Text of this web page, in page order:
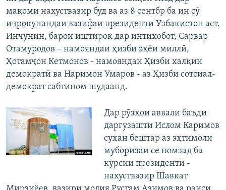
мақоми нахуствазир буд ва аз 8 сентбр ба ин сӯ
иҷрокунандаи вазифаи президенти Узбакистон аст.
Инчунин, барои иштирок дар интихобот, Сарвар
Отамуродов – намояндаи ҳизби эҳёи миллӣ,
Ҳотамҷон Кетмонов - намояндаи Ҳизби халқии
демократӣ ва Наримон Умаров - аз Ҳизби сотсиал-
демократ сабтином шудаанд.
Дар рӯзҳои аввали баъди
даргузашти Ислом Каримов
сухан бештар аз эҳтимоли
муборизаи се номзад ба
курсии президентӣ -
нахуствазир Шавкат